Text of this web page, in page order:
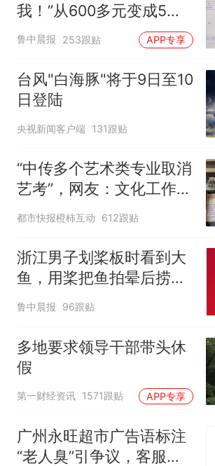
我！”从600多元变成5万
元，57岁保洁阿姨做医美
后眼睛肿到流泪、视物模
糊
鲁中晨报 253跟贴 APP专享
台风"白海豚"将于9日至10
日登陆
央视新闻客户端 131跟贴
“中传多个艺术类专业取消
艺考”，网友：文化工作者
一定要有文化，这句话的
都市快报橙柿互动 612跟贴
浙江男子划桨板时看到大
鱼，用桨把鱼拍晕后捞
起；当事人：鱼重7斤6
味道很好
鲁中晨报 96跟贴
多地要求领导干部带头休
假
第一财经资讯 1571跟贴 APP专享
广州永旺超市广告语标注
“老人臭”引争议，客服回